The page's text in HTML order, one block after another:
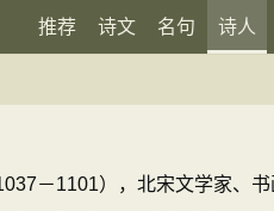
推荐 诗文 名句 诗人
1037－1101），北宋文学家、